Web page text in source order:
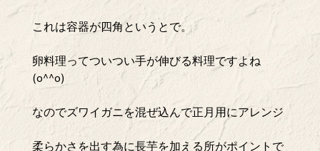
これは容器が四角というとで。
卵料理ってついつい手が伸びる料理ですよね
(o^^o)
なのでズワイガニを混ぜ込んで正月用にアレンジ
柔らかさを出す為に長芋を加える所がポイントで